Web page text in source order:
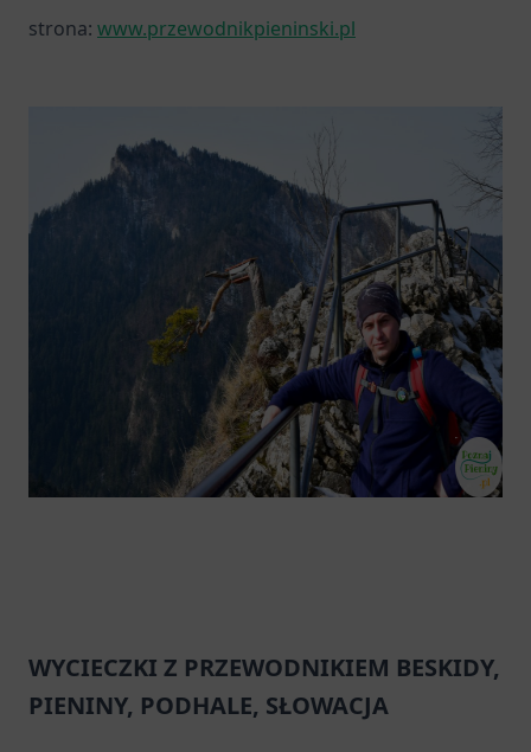
strona: www.przewodnikpieninski.pl
WYCIECZKI Z PRZEWODNIKIEM BESKIDY,
PIENINY, PODHALE, SŁOWACJA